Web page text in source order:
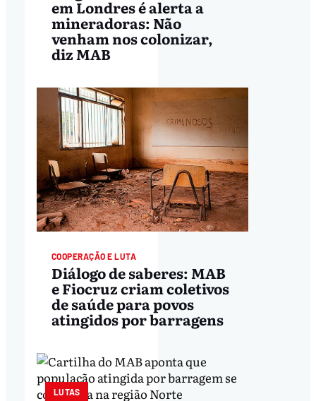
em Londres é alerta a
mineradoras: Não
venham nos colonizar,
diz MAB
COOPERAÇÃO E LUTA
Diálogo de saberes: MAB
e Fiocruz criam coletivos
de saúde para povos
atingidos por barragens
LUTAS